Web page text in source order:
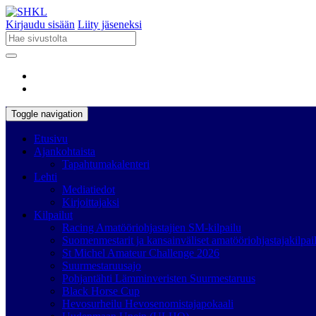
Kirjaudu sisään Liity jäseneksi
Toggle navigation
Etusivu
Ajankohtaista
Tapahtumakalenteri
Lehti
Mediatiedot
Kirjoittajaksi
Kilpailut
Racing Amatööriohjastajien SM-kilpailu
Suomenmestarit ja kansainväliset
St Michel Amateur Challenge 2026
Suurmestaruusajo
Pohjantähti Lämminveristen Suurmestaruus
Black Horse Cup
Hevosurheilu Hevosenomistajapokaali